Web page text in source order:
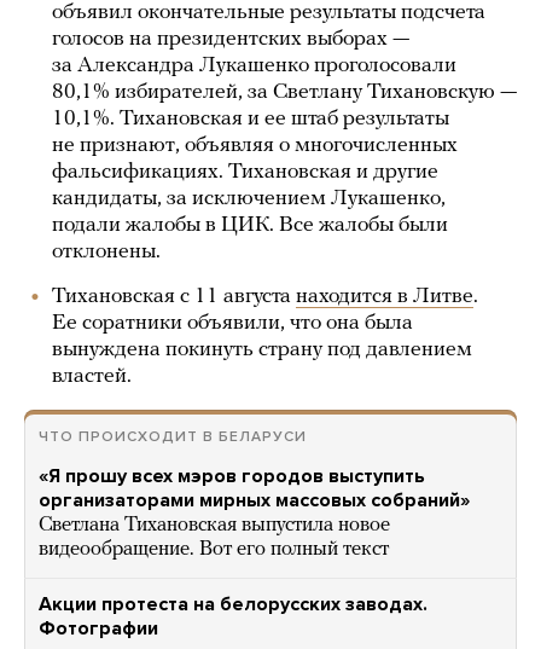
объявил окончательные результаты подсчета
голосов на президентских выборах —
за Александра Лукашенко проголосовали
80,1% избирателей, за Светлану Тихановскую —
10,1%. Тихановская и ее штаб результаты
не признают, объявляя о многочисленных
фальсификациях. Тихановская и другие
кандидаты, за исключением Лукашенко,
подали жалобы в ЦИК. Все жалобы были
отклонены.
Тихановская с 11 августа находится в Литве.
Ее соратники объявили, что она была
вынуждена покинуть страну под давлением
властей.
ЧТО ПРОИСХОДИТ В БЕЛАРУСИ
«Я прошу всех мэров городов выступить
организаторами мирных массовых собраний»
Светлана Тихановская выпустила новое
видеообращение. Вот его полный текст
Акции протеста на белорусских заводах.
Фотографии